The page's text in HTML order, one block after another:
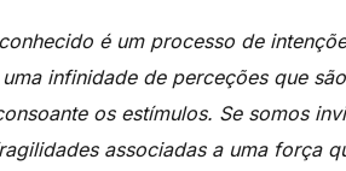
é um processo de
infinidade de perceções que
os estímulos. Se somos
associadas a uma força